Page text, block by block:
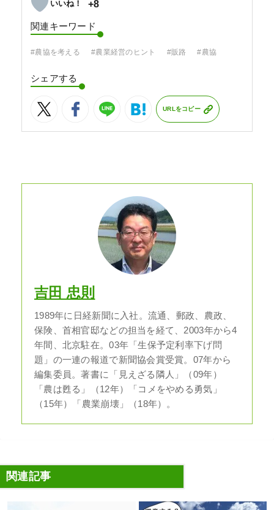
+8
関連キーワード
#農協を考える #農業経営のヒント #販路 #農協
シェアする
URLをコピー
吉田 忠則
1989年に日経新聞に入社。流通、郵政、農政、
保険、首相官邸などの担当を経て、2003年から4
年間、北京駐在。03年「生保予定利率下げ問
題」の一連の報道で新聞協会賞受賞。07年から
編集委員。著書に「見えざる隣人」（09年）
「農は甦る」（12年）「コメをやめる勇気」
（15年）「農業崩壊」（18年）。
関連記事